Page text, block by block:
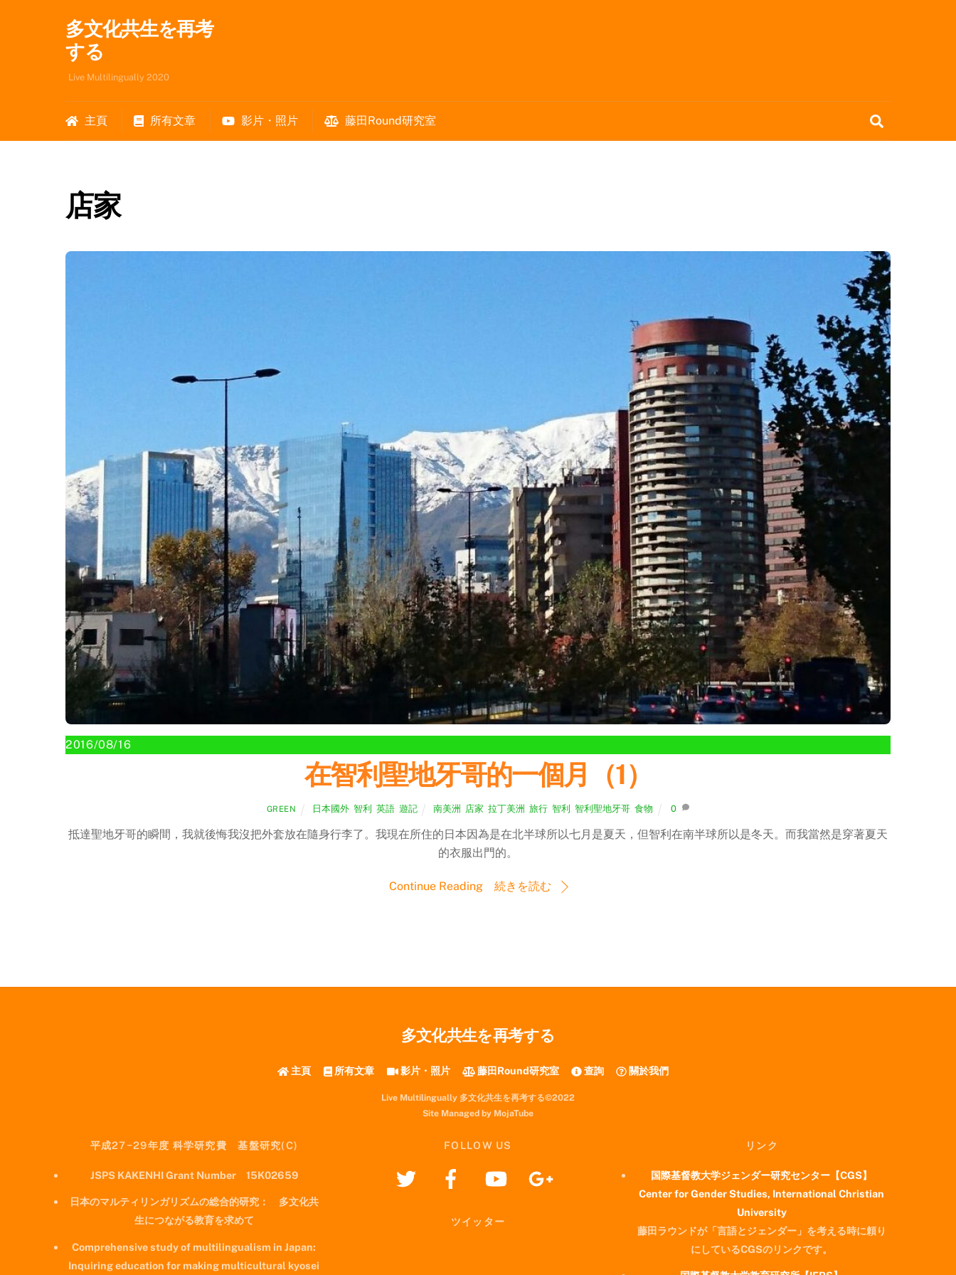
多文化共生を再考
する
Live Multilingually 2020
主頁 所有文章 影片・照片 藤田Round研究室
店家
2016/08/16
在智利聖地牙哥的一個月（1）
GREEN 日本國外, 智利 英語, 遊記 南美洲 店家 拉丁美洲 旅行, 智利 智利聖地牙哥, 食物 0
抵達聖地牙哥的瞬間，我就後悔我沒把外套放在隨身行李了。我現在所住的日本因為是在北半球所以七月是夏天，但智利在南半球所以是冬天。而我當然是穿著夏天
的衣服出門的。
Continue Reading 続きを読む
多文化共生を再考する
主頁 所有文章 影片・照片 藤田Round研究室 查詢 關於我們
Live Multilingually 多文化共生を再考する©2022
Site Managed by MojaTube
平成27−29年度 科学研究費 基盤研究(C)
JSPS KAKENHI Grant Number 15K02659
日本のマルティリンガリズムの総合的研究： 多文化共
生につながる教育を求めて
Comprehensive study of multilingualism in Japan:
Inquiring education for making multicultural kyosei
FOLLOW US
ツイッター
リンク
国際基督教大学ジェンダー研究センター【CGS】
Center for Gender Studies, International Christian
University
藤田ラウンドが「言語とジェンダー」を考える時に頼り
にしているCGSのリンクです。